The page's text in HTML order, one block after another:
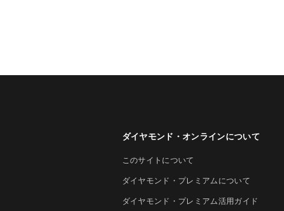
ダイヤモンド・オンラインについて
このサイトについて
ダイヤモンド・プレミアムについて
ダイヤモンド・プレミアム活用ガイド